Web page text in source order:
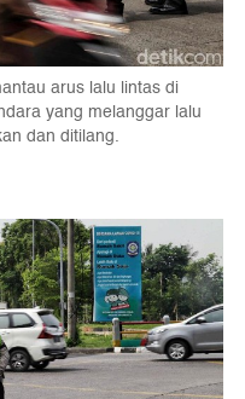
arus lalu lintas di
yang melanggar lalu
dan ditilang.